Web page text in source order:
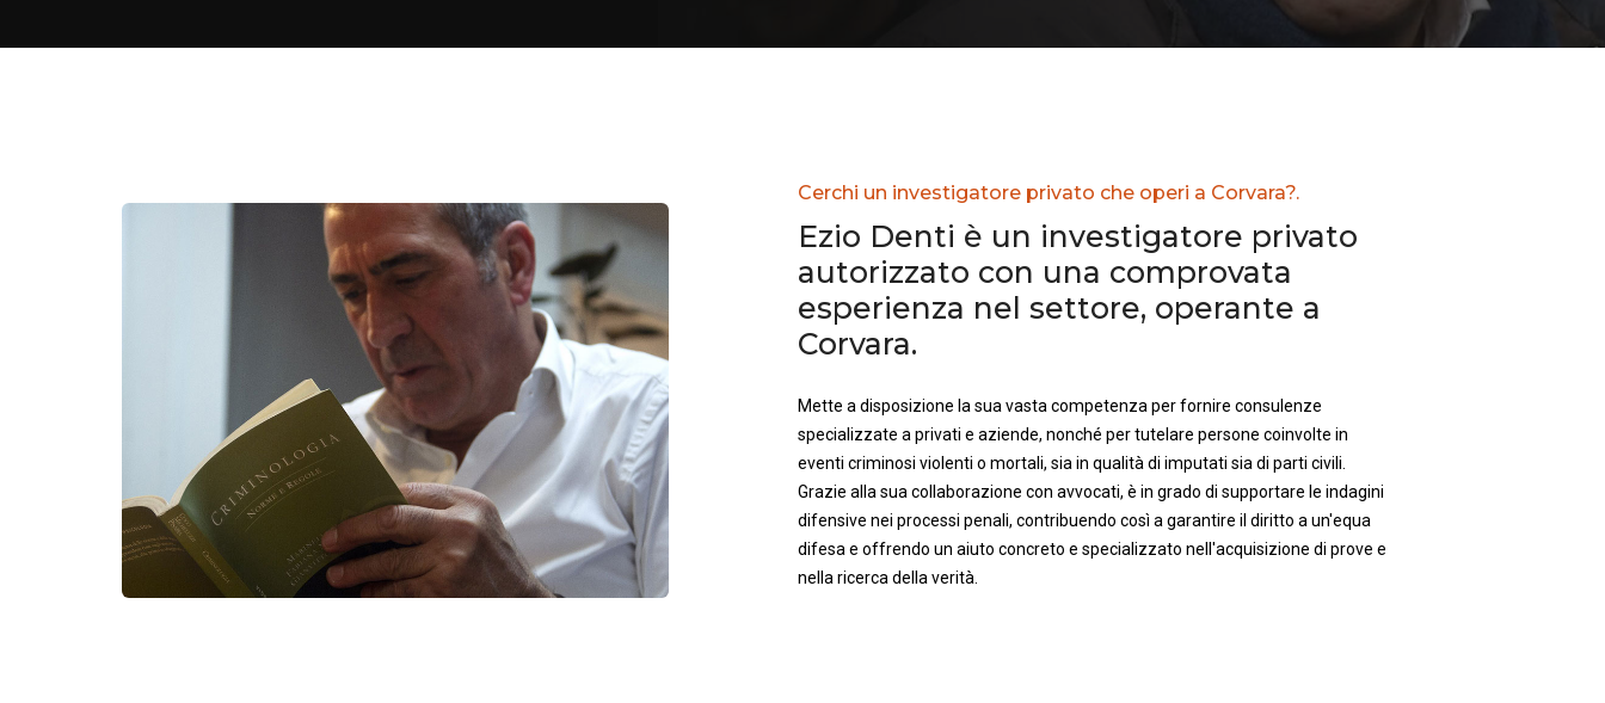
Cerchi un investigatore privato che operi a Corvara?.
Ezio Denti è un investigatore privato
autorizzato con una comprovata
esperienza nel settore, operante a
Corvara.
Mette a disposizione la sua vasta competenza per fornire consulenze
specializzate a privati e aziende, nonché per tutelare persone coinvolte in
eventi criminosi violenti o mortali, sia in qualità di imputati sia di parti civili.
Grazie alla sua collaborazione con avvocati, è in grado di supportare le indagini
difensive nei processi penali, contribuendo così a garantire il diritto a un'equa
difesa e offrendo un aiuto concreto e specializzato nell'acquisizione di prove e
nella ricerca della verità.